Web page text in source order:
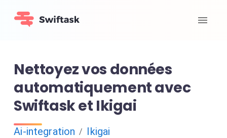
Nettoyez vos données
automatiquement avec
Swiftask et Ikigai
Ai-integration / Ikigai